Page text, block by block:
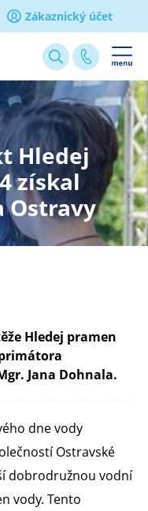
Zákaznický účet
Hledej
získal
Ostravy
Hledej pramen
Jana Dohnala.
dne vody
Ostravské
dobrodružnou vodní
vody. Tento